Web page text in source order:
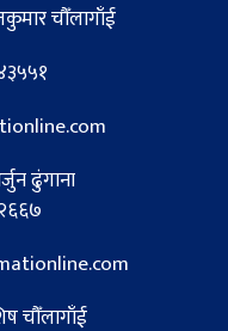
चौँलागाँई
ढुंगाना
चौँलागाँई